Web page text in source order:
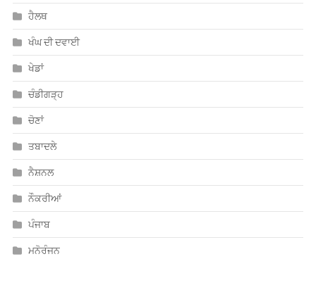
ਹੈਲਥ
ਖੰਘ ਦੀ ਦਵਾਈ
ਖੇਡਾਂ
ਚੰਡੀਗੜ੍ਹ
ਚੋਣਾਂ
ਤਬਾਦਲੇ
ਨੈਸ਼ਨਲ
ਨੌਕਰੀਆਂ
ਪੰਜਾਬ
ਮਨੋਰੰਜਨ